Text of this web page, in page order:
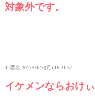
対象外です。
4. 匿名 2017/04/10(月) 16:21:57
イケメンならおけぃ